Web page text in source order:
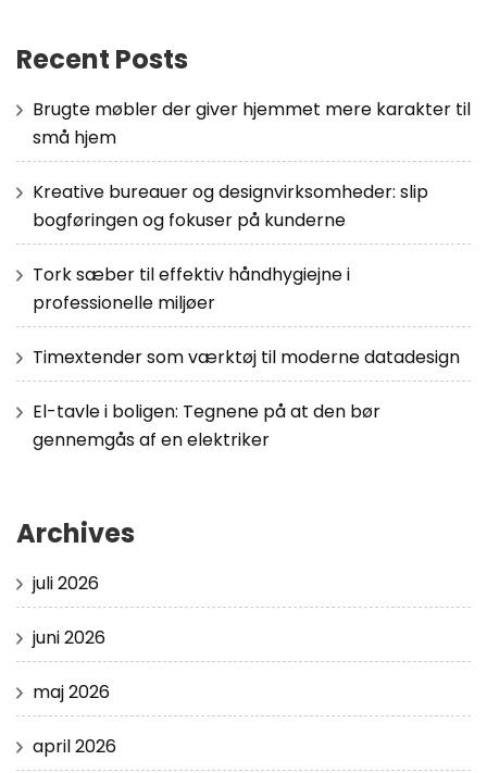
Recent Posts
Brugte møbler der giver hjemmet mere karakter til
små hjem
Kreative bureauer og designvirksomheder: slip
bogføringen og fokuser på kunderne
Tork sæber til effektiv håndhygiejne i
professionelle miljøer
Timextender som værktøj til moderne datadesign
El-tavle i boligen: Tegnene på at den bør
gennemgås af en elektriker
Archives
juli 2026
juni 2026
maj 2026
april 2026